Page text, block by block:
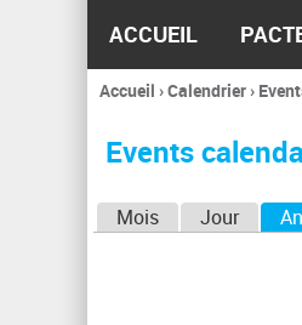
ACCUEIL
Vous
ici
Accueil ›Calendrier›
Events
Mois Jour